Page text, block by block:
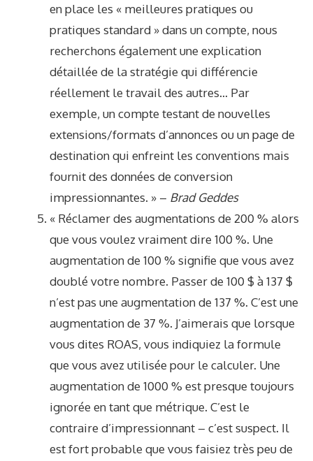
en place les « meilleures pratiques ou
pratiques standard » dans un compte, nous
recherchons également une explication
détaillée de la stratégie qui différencie
réellement le travail des autres… Par
exemple, un compte testant de nouvelles
extensions/formats d’annonces ou un page de
destination qui enfreint les conventions mais
fournit des données de conversion
impressionnantes. » – Brad Geddes
« Réclamer des augmentations de 200 % alors
que vous voulez vraiment dire 100 %. Une
augmentation de 100 % signifie que vous avez
doublé votre nombre. Passer de 100 $ à 137 $
n’est pas une augmentation de 137 %. C’est une
augmentation de 37 %. J’aimerais que lorsque
vous dites ROAS, vous indiquiez la formule
que vous avez utilisée pour le calculer. Une
augmentation de 1000 % est presque toujours
ignorée en tant que métrique. C’est le
contraire d’impressionnant – c’est suspect. Il
est fort probable que vous faisiez très peu de